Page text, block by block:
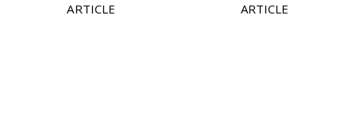
ARTICLE
ARTICLE